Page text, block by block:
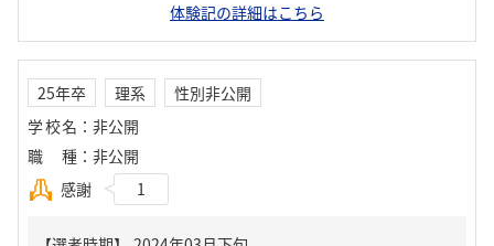
体験記の詳細はこちら
25年卒 理系
性別非公開
学校名 ： 非公開
職種 ： 非公開
感謝
1